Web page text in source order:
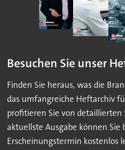
Besuchen Sie unser
Finden Sie heraus, was die
das umfangreiche Heftarchiv
profitieren Sie von detaillierten
aktuellste Ausgabe können Sie
Erscheinungstermin kostenlos